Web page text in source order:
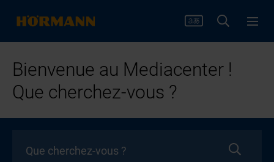
Bienvenue au Mediacenter !
Que cherchez-vous ?